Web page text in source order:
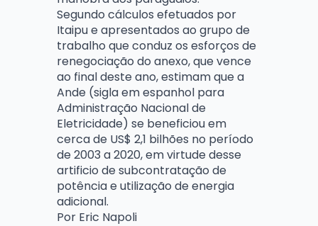
Segundo cálculos efetuados por
Itaipu e apresentados ao grupo de
trabalho que conduz os esforços de
renegociação do anexo, que vence
ao final deste ano, estimam que a
Ande (sigla em espanhol para
Administração Nacional de
Eletricidade) se beneficiou em
cerca de US$ 2,1 bilhões no período
de 2003 a 2020, em virtude desse
artificio de subcontratação de
potência e utilização de energia
adicional.
Por Eric Napoli